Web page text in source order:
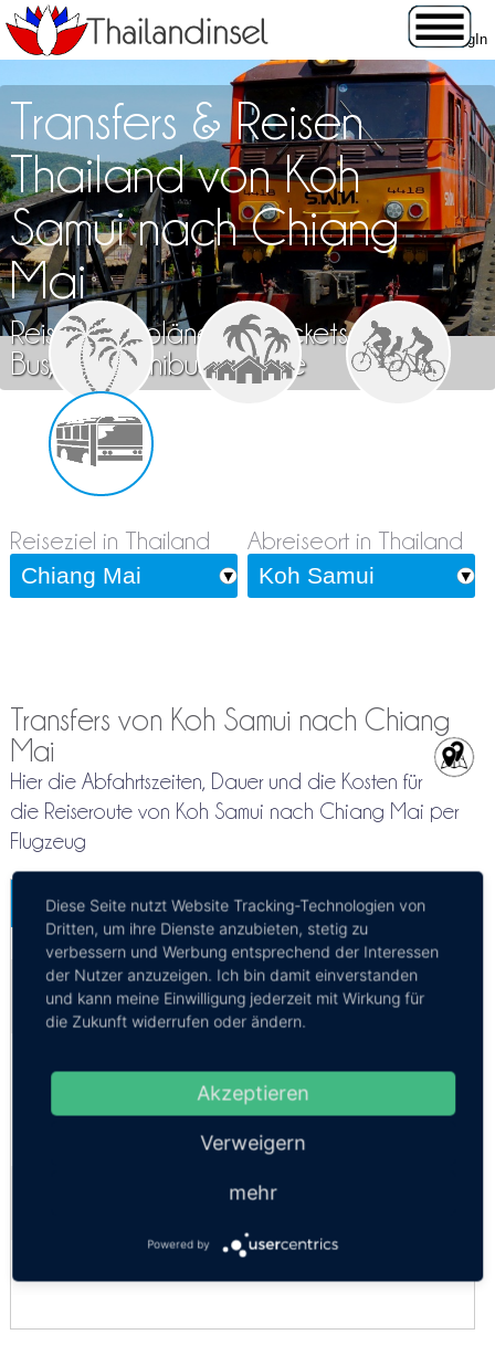
Transfers & Reisen
Thailand von Koh
Samui nach Chiang
Mai
Reisen, Fahrpläne und Tickets für Zug,
Bus, Flug, Minibus & Fähre
Reiseziel in Thailand Abreiseort in Thailand
Transfers von Koh Samui nach Chiang
Mai
Hier die Abfahrtszeiten, Dauer und die Kosten für
die Reiseroute von Koh Samui nach Chiang Mai per
Flugzeug
Koh Samui - Chiang Mai
Mehr Infos / Tickets
Flugzeug Koh Samui - Chiang Mai
Kosten:EUR 115.66–183.46 Dauer:3h 55m – 15h 55m
07:00, 09:15, 11:45, 15:00, 19:45
Economy
08:00, 08:50, 09:15, 15:05
Privattransfer Koh Samui - Chiang Mai
Diese Seite nutzt Website Tracking-Technologien von
Dritten, um ihre Dienste anzubieten, stetig zu
verbessern und Werbung entsprechend der Interessen
der Nutzer anzuzeigen. Ich bin damit einverstanden
und kann meine Einwilligung jederzeit mit Wirkung für
die Zukunft widerrufen oder ändern.
Akzeptieren
Verweigern
mehr
Powered by